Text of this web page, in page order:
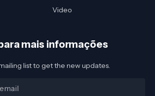
Video
mais informações
list to get the new updates.